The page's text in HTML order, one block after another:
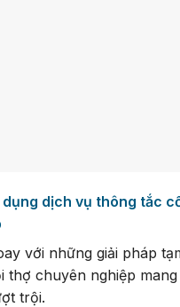
dụng dịch vụ thông tắc
với những giải pháp
thợ chuyên nghiệp mang
trội.